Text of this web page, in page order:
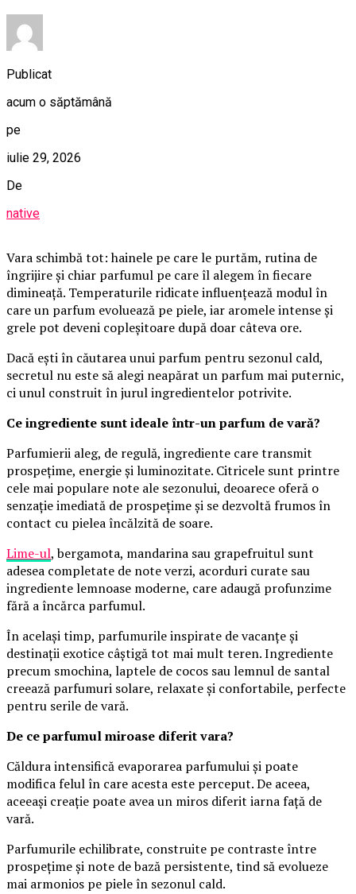
Publicat
acum o săptămână
pe
iulie 29, 2026
De
native
Vara schimbă tot: hainele pe care le purtăm, rutina de
îngrijire și chiar parfumul pe care îl alegem în fiecare
dimineață. Temperaturile ridicate influențează modul în
care un parfum evoluează pe piele, iar aromele intense și
grele pot deveni copleșitoare după doar câteva ore.
Dacă ești în căutarea unui parfum pentru sezonul cald,
secretul nu este să alegi neapărat un parfum mai puternic,
ci unul construit în jurul ingredientelor potrivite.
Ce ingrediente sunt ideale într-un parfum de vară?
Parfumierii aleg, de regulă, ingrediente care transmit
prospețime, energie și luminozitate. Citricele sunt printre
cele mai populare note ale sezonului, deoarece oferă o
senzație imediată de prospețime și se dezvoltă frumos în
contact cu pielea încălzită de soare.
Lime-ul, bergamota, mandarina sau grapefruitul sunt
adesea completate de note verzi, acorduri curate sau
ingrediente lemnoase moderne, care adaugă profunzime
fără a încărca parfumul.
În același timp, parfumurile inspirate de vacanțe și
destinații exotice câștigă tot mai mult teren. Ingrediente
precum smochina, laptele de cocos sau lemnul de santal
creează parfumuri solare, relaxate și confortabile, perfecte
pentru serile de vară.
De ce parfumul miroase diferit vara?
Căldura intensifică evaporarea parfumului și poate
modifica felul în care acesta este perceput. De aceea,
aceeași creație poate avea un miros diferit iarna față de
vară.
Parfumurile echilibrate, construite pe contraste între
prospețime și note de bază persistente, tind să evolueze
mai armonios pe piele în sezonul cald.